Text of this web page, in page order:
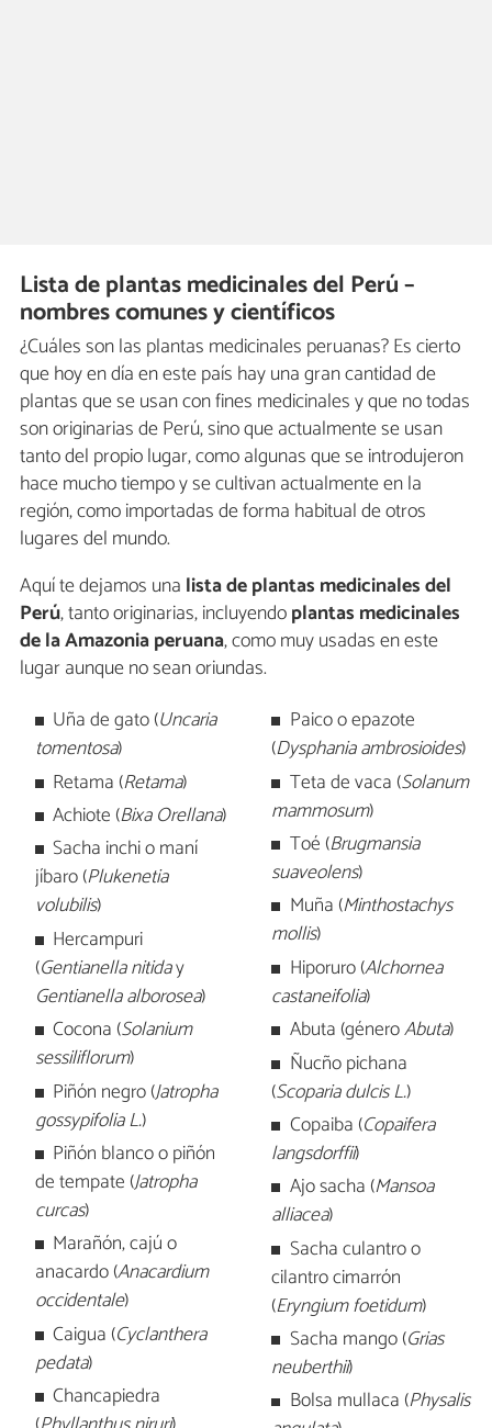
Lista de plantas medicinales del Perú –
nombres comunes y científicos
¿Cuáles son las plantas medicinales peruanas? Es cierto
que hoy en día en este país hay una gran cantidad de
plantas que se usan con fines medicinales y que no todas
son originarias de Perú, sino que actualmente se usan
tanto del propio lugar, como algunas que se introdujeron
hace mucho tiempo y se cultivan actualmente en la
región, como importadas de forma habitual de otros
lugares del mundo.
Aquí te dejamos una lista de plantas medicinales del
Perú, tanto originarias, incluyendoplantas medicinales
de la Amazonia peruana, como muy usadas en este
lugar aunque no sean oriundas.
Uña de gato (Uncaria
tomentosa)
Retama (Retama)
Achiote (Bixa Orellana)
Sacha inchi o maní
jíbaro (Plukenetia
volubilis)
Hercampuri
(Gentianella nitiday
Gentianella alborosea)
Cocona (Solanium
sessiliflorum)
Piñón negro (Jatropha
gossypifolia L.)
Piñón blanco o piñón
de tempate (Jatropha
curcas)
Marañón, cajú o
anacardo (Anacardium
occidentale)
Caigua (Cyclanthera
pedata)
Chancapiedra
Paico o epazote
(Dysphania ambrosioides)
Teta de vaca (Solanum
mammosum)
Toé (Brugmansia
suaveolens)
Muña (Minthostachys
mollis)
Hiporuro (Alchornea
castaneifolia)
Abuta (géneroAbuta)
Ñucño pichana
(Scoparia dulcis L.)
Copaiba (Copaifera
langsdorffii)
Ajo sacha (Mansoa
alliacea)
Sacha culantro o
cilantro cimarrón
(Eryngium foetidum)
Sacha mango (Grias
neuberthii)
Bolsa mullaca (Physalis